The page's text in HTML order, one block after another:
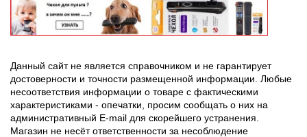
Данный сайт не является справочником и не гарантирует
достоверности и точности размещенной информации. Любые
несоответствия информации о товаре с фактическими
характеристиками - опечатки, просим сообщать о них на
административный E-mail для скорейшего устранения.
Магазин не несёт ответственности за несоблюдение